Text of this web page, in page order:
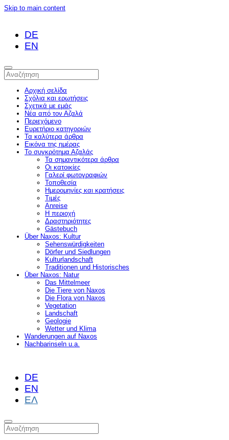
Skip to main content
DE
EN
Αρχική σελίδα
Σχόλια και ερωτήσεις
Σχετικά με εμάς
Νέα από τον Αζαλά
Περιεχόμενο
Ευρετήριο κατηγοριών
Τα καλύτερα άρθρα
Εικόνα της ημέρας
Το συγκρότημα Αζαλάς
Τα σημαντικότερα άρθρα
Οι κατοικίες
Γαλερί φωτογραφιών
Τοποθεσία
Ημερομηνίες και κρατήσεις
Τιμές
Anreise
Η περιοχή
Δραστηριότητες
Gästebuch
Über Naxos: Kultur
Sehenswürdigkeiten
Dörfer und Siedlungen
Kulturlandschaft
Traditionen und Historisches
Über Naxos: Natur
Das Mittelmeer
Die Tiere von Naxos
Die Flora von Naxos
Vegetation
Landschaft
Geologie
Wetter und Klima
Wanderungen auf Naxos
Nachbarinseln u.a.
DE
EN
ΕΛ